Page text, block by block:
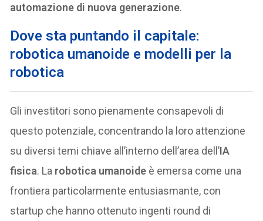
automazione di nuova generazione.
Dove sta puntando il capitale:
robotica umanoide e modelli per la
robotica
Gli investitori sono pienamente consapevoli di
questo potenziale, concentrando la loro attenzione
su diversi temi chiave all’interno dell’area dell’IA
fisica. La robotica umanoide è emersa come una
frontiera particolarmente entusiasmante, con
startup che hanno ottenuto ingenti round di